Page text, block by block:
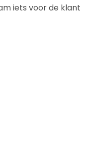
iets voor de klant